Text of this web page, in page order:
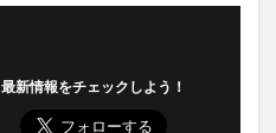
最新情報をチェックしよう！